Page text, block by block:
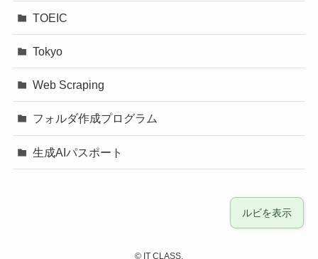
TOEIC
Tokyo
Web Scraping
フォルダ作成プログラム
生成AIパスポート
© IT CLASS.
ルビを表示